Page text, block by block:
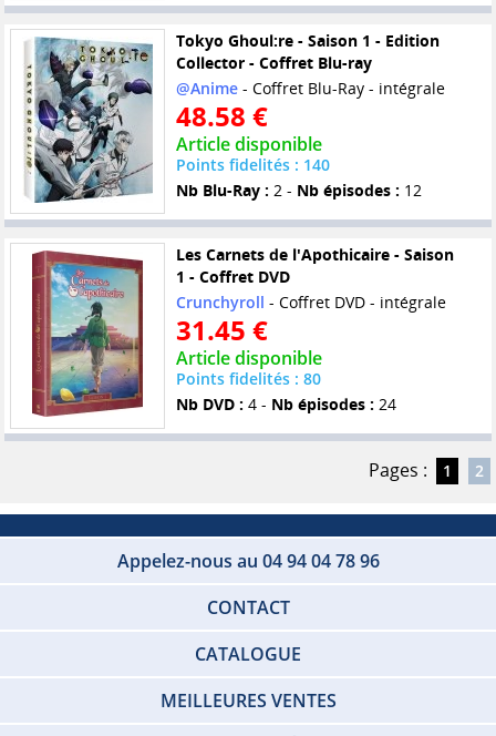
Tokyo Ghoul:re - Saison 1 - Edition
Collector - Coffret Blu-ray
@Anime- Coffret Blu-Ray - intégrale
48.58 €
Article disponible
Points fidelités : 140
Nb Blu-Ray : 2 - Nb épisodes : 12
Les Carnets de l'Apothicaire - Saison
1 - Coffret DVD
Crunchyroll - Coffret DVD - intégrale
31.45 €
Article disponible
Points fidelités : 80
Nb DVD : 4 - Nb épisodes : 24
Pages : 1 2
Appelez-nous au 04 94 04 78 96
CONTACT
CATALOGUE
MEILLEURES VENTES